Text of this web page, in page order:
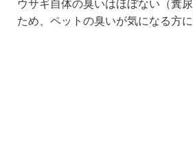
ウサギ自体の臭いはほぼない（糞
ため、ペットの臭いが気になる方